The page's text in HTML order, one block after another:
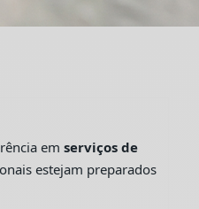
em serviços de
estejam preparados